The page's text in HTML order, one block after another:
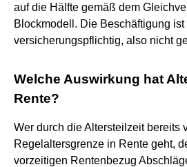
auf die Hälfte gemäß dem
Blockmodell. Die Beschäftigung ist
versicherungspflichtig, also nicht
Welche Auswirkung hat
Rente?
Wer durch die Altersteilzeit bereits
Regelaltersgrenze in Rente geht,
vorzeitigen Rentenbezug